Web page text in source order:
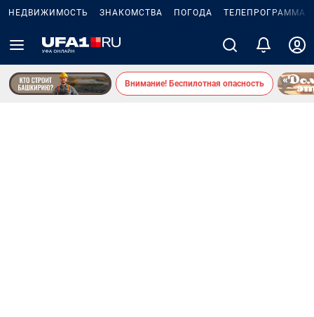
НЕДВИЖИМОСТЬ ЗНАКОМСТВА ПОГОДА ТЕЛЕПРОГРАММА
Внимание! Беспилотная опасность